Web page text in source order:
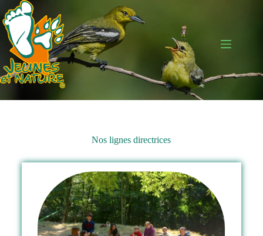
Nos lignes directrices